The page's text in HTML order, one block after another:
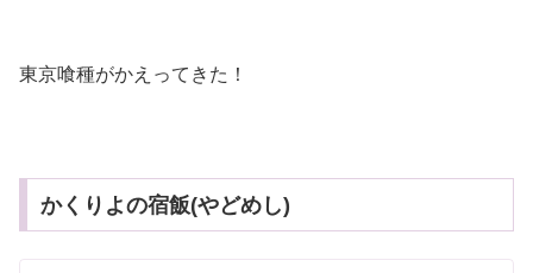
東京喰種がかえってきた！
かくりよの宿飯(やどめし)